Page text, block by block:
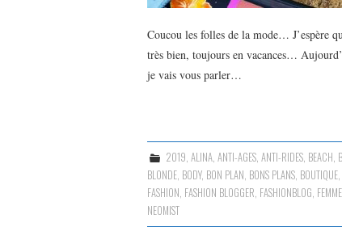
Coucou les folles de la mode… J’espère
très bien, toujours en vacances…
je vais vous parler…
2019 ,ALINA ,ANTI-AGES ,ANTI-RIDES BEACH
BLONDE BODY, BON PLAN BONS PLANS BOUTIQUE
FASHION FASHION BLOGGER FASHIONBLOG FEMME
NEOMIST